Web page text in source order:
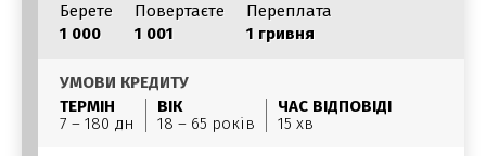
Берете
1 000
Повертаєте
1 001
Переплата
1 гривня
УМОВИ КРЕДИТУ
ТЕРМІН
7 – 180 дн
ВІК
18 – 65 років
ЧАС ВІДПОВІДІ
15 хв